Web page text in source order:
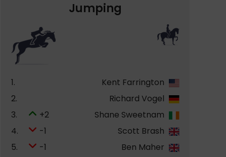
Jumping
1.
Kent Farrington
2.
Richard Vogel
3.
+2
Shane Sweetnam
4.
-1
Scott Brash
5.
-1
Ben Maher